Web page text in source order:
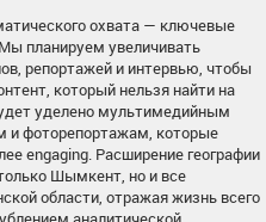
охвата — ключевые
планируем увеличивать
репортажей и интервью, чтобы
который нельзя найти на
уделено мультимедийным
и фоторепортажам, которые
engaging. Расширение географии
Шымкент, но и все
области, отражая жизнь всего